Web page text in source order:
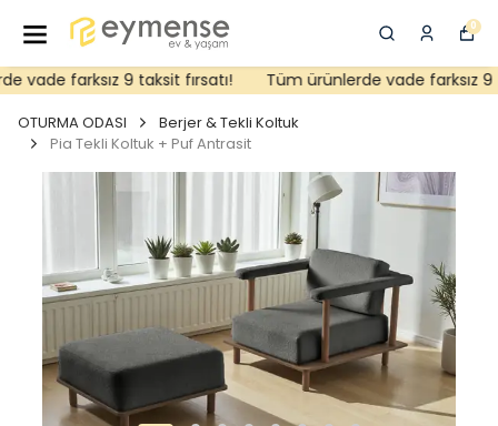
0
vade farksız 9 taksit fırsatı! Tüm ürünlerde vade farksız 9
OTURMA ODASI
Berjer & Tekli Koltuk
Pia Tekli Koltuk + Puf Antrasit